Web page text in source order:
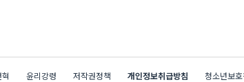
윤리강령 저작권정책 개인정보취급방침 청소년보